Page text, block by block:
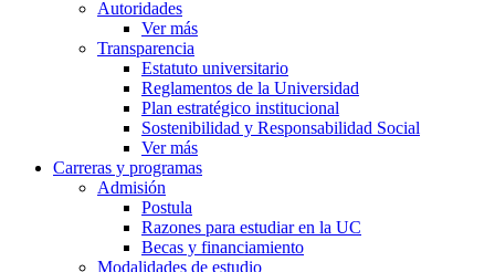
Autoridades
Ver más
Transparencia
Estatuto universitario
Reglamentos de la Universidad
Plan estratégico institucional
Sostenibilidad y Responsabilidad Social
Ver más
Carreras y programas
Admisión
Postula
Razones para estudiar en la UC
Becas y financiamiento
Modalidades de estudio